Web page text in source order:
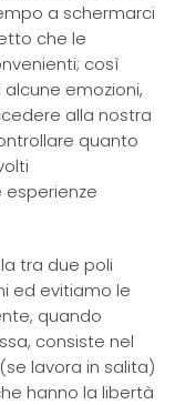
a schermarci
che le
così
emozioni,
alla nostra
quanto
esperienze
tra due poli
ed evitiamo le
quando
consiste nel
lavora in salita)
hanno la libertà